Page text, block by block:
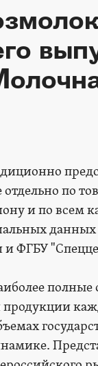
по
и по всем
и ФГБУ